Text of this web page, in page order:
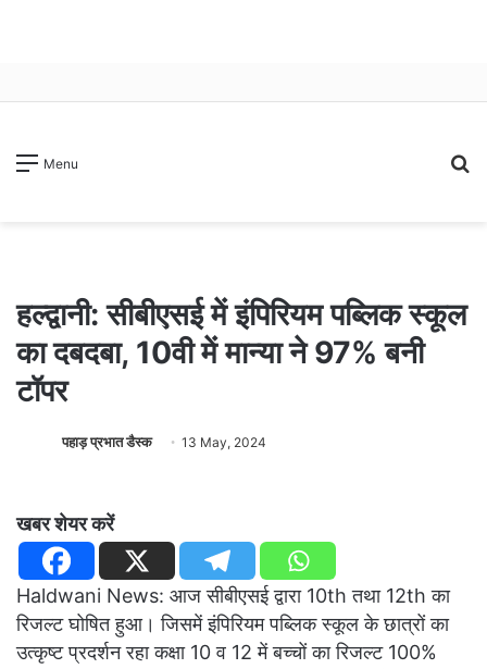
Menu
हल्द्वानी: सीबीएसई में इंपिरियम पब्लिक स्कूल
का दबदबा, 10वी में मान्या ने 97% बनी
टॉपर
पहाड़ प्रभात डैस्क 13 May, 2024
खबर शेयर करें
Haldwani News: आज सीबीएसई द्वारा 10th तथा 12th का
रिजल्ट घोषित हुआ। जिसमें इंपिरियम पब्लिक स्कूल के छात्रों का
उत्कृष्ट प्रदर्शन रहा कक्षा 10 व 12 में बच्चों का रिजल्ट 100%